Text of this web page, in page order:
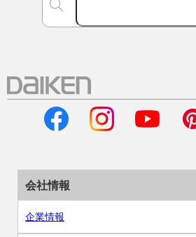
会社情報
企業情報